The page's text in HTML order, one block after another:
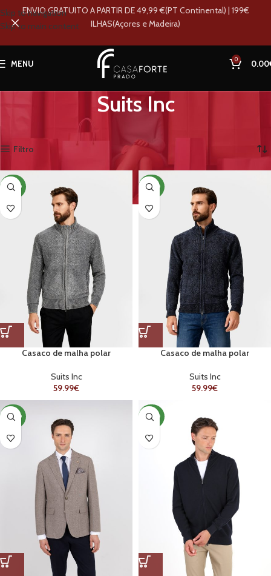
Skip to navigation
Skip to main content
MENU 0 0.00
Suits Inc
Suits Inc
Filtro
NOVO
Casaco de malha polar
Suits Inc
59.99€
NOVO
Casaco de malha polar
Suits Inc
59.99€
NOVO NOVO
ENVIO GRATUITO A PARTIR DE 49,99 €(PT Continental) | 199€
ILHAS(Açores e Madeira)